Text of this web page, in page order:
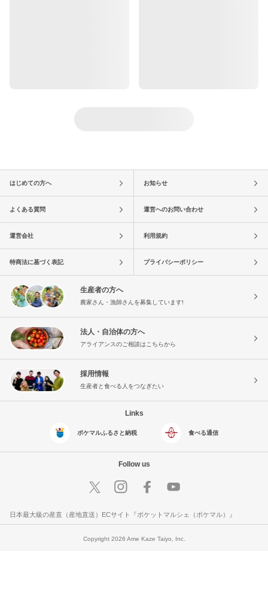
はじめての方へ お知らせ
よくある質問 運営へのお問い合わせ
運営会社 利用規約
特商法に基づく表記 プライバシーポリシー
生産者の方へ
農家さん・漁師さんを募集しています!
法人・自治体の方へ
アライアンスのご相談はこちらから
採用情報
生産者と食べる人をつなぎたい
Links
ポケマルふるさと納税 食べる通信
Follow us
日本最大級の産直（産地直送）ECサイト『ポケットマルシェ（ポケマル）』
Copyright 2026 Ame Kaze Taiyo, Inc.